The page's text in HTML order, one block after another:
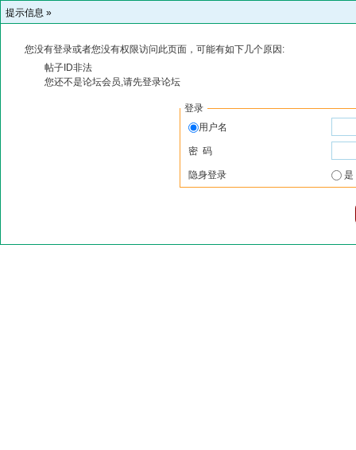
提示信息 »
您没有登录或者您没有权限访问此页面，可能有如下几个原因:
帖子ID非法
您还不是论坛会员,请先登录论坛
登录
用户名
密 码
隐身登录